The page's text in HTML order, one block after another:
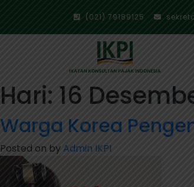
(021) 79189125
Hari: 16
Warga Korea
Posted on byAdmin IKPI